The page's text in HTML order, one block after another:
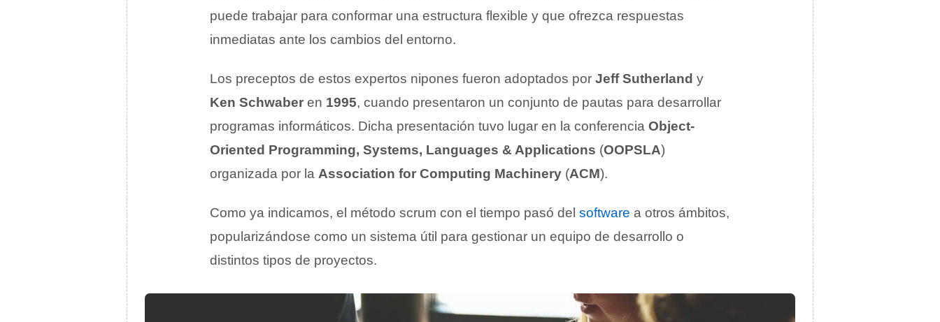
puede trabajar para conformar una estructura flexible y que ofrezca respuestas
inmediatas ante los cambios del entorno.
Los preceptos de estos expertos nipones fueron adoptados por Jeff Sutherland y
Ken Schwaber en 1995, cuando presentaron un conjunto de pautas para desarrollar
programas informáticos. Dicha presentación tuvo lugar en la conferencia Object-
Oriented Programming, Systems, Languages & Applications (OOPSLA)
organizada por la Association for Computing Machinery (ACM).
Como ya indicamos, el método scrum con el tiempo pasó del software a otros ámbitos,
popularizándose como un sistema útil para gestionar un equipo de desarrollo o
distintos tipos de proyectos.